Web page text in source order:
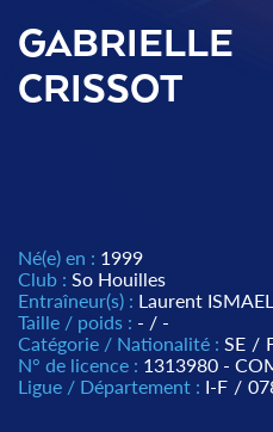
GABRIELLE
CRISSOT
Né(e) en : 1999
Club : So Houilles
Entraîneur(s) : Laurent ISMAEL
Taille / poids : - / -
Catégorie / Nationalité : SE /
N° de licence : 1313980 -
Ligue / Département : I-F /